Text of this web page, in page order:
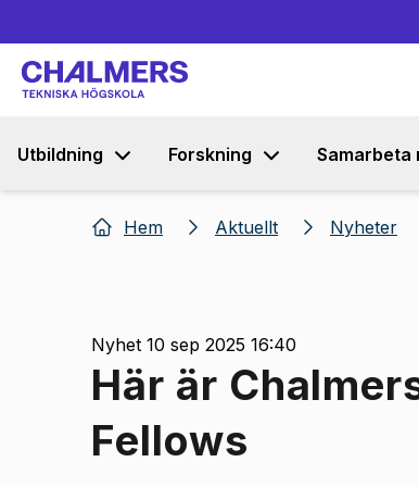
Utbildning Forskning Samarbeta
Hem Aktuellt Nyheter
Nyhet 10 sep 2025 16:40
Här är
Fellows